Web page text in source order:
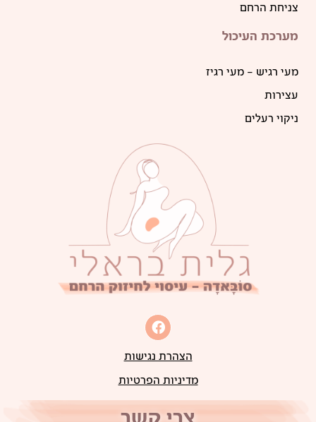
צניחת הרחם
מערכת העיכול
מעי רגיש – מעי רגיז
עצירות
ניקוי רעלים
הצהרת נגישות
מדיניות הפרטיות